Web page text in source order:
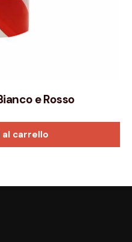
e Rosso
al carrello